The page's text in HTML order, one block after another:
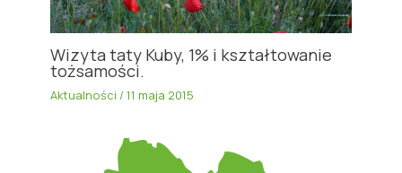
Wizyta taty Kuby, 1% i kształtowanie
tożsamości.
Aktualności /11 maja 2015